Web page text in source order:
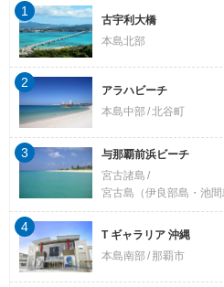
古宇利大橋
本島北部
1
アラハビーチ
本島中部 北谷町
2
与那覇前浜ビーチ
宮古諸島
宮古島（伊良部島・池間
3
T ギャラリア 沖縄
本島南部
那覇市
4